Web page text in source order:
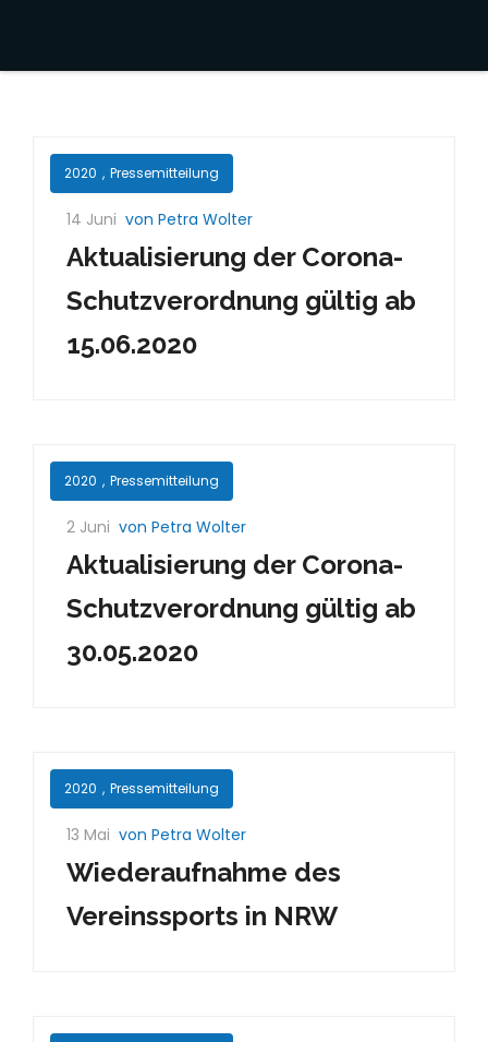
2020 , Pressemitteilung
14 Juni von Petra Wolter
Aktualisierung der Corona-
Schutzverordnung gültig ab
15.06.2020
2020 , Pressemitteilung
2 Juni von Petra Wolter
Aktualisierung der Corona-
Schutzverordnung gültig ab
30.05.2020
2020 , Pressemitteilung
13 Mai von Petra Wolter
Wiederaufnahme des
Vereinssports in NRW